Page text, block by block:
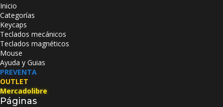
Inicio
Categorías
Keycaps
Teclados mecánicos
Teclados magnéticos
Mouse
Ayuda y Guias
PREVENTA
OUTLET
Mercadolibre
Páginas